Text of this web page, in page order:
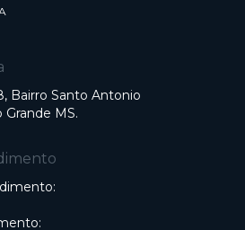
Bairro Santo Antonio
MS.